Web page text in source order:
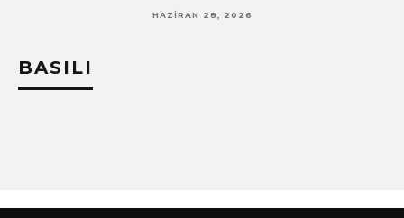
HAZIRAN 28, 2026
BASILI